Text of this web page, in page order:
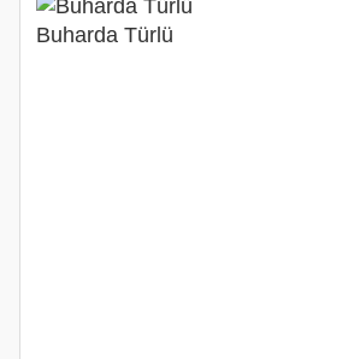
Buharda Türlü